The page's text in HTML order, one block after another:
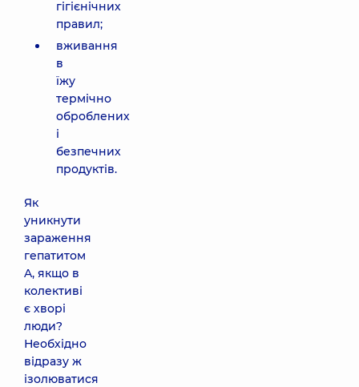
гігієнічних
правил;
вживання
в
їжу
термічно
оброблених
і
безпечних
продуктів.
Як
уникнути
зараження
гепатитом
A, якщо в
колективі
є хворі
люди?
Необхідно
відразу ж
ізолюватися